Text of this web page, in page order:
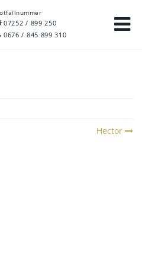
07252 / 899 250
0676 / 845 899 310
Hector